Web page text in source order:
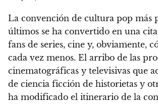
La convención de cultura pop más
últimos se ha convertido en una
fans de series, cine y, obviamente,
cada vez menos. El arribo de las
cinematográficas y televisivas que
de ciencia ficción de historietas y
ha modificado el itinerario de la